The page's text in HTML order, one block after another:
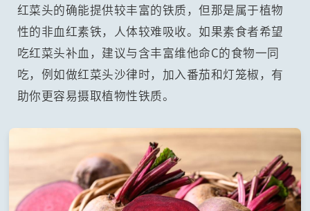
红菜头的确能提供较丰富的铁质，但那是属于植物
性的非血红素铁，人体较难吸收。如果素食者希望
吃红菜头补血，建议与含丰富维他命C的食物一同
吃，例如做红菜头沙律时，加入番茄和灯笼椒，有
助你更容易摄取植物性铁质。